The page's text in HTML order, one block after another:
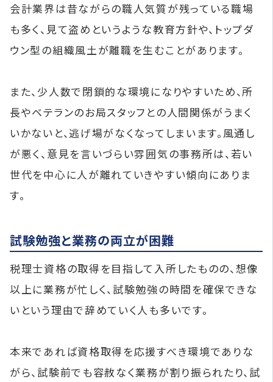
会計業界は昔ながらの職人気質が残っている職場
も多く、見て盗めというような教育方針や、トップダ
ウン型の組織風土が離職を生むことがあります。
また、少人数で閉鎖的な環境になりやすいため、所
長やベテランのお局スタッフとの人間関係がうまく
いかないと、逃げ場がなくなってしまいます。風通し
が悪く、意見を言いづらい雰囲気の事務所は、若い
世代を中心に人が離れていきやすい傾向にありま
す。
試験勉強と業務の両立が困難
税理士資格の取得を目指して入所したものの、想像
以上に業務が忙しく、試験勉強の時間を確保できな
いという理由で辞めていく人も多いです。
本来であれば資格取得を応援すべき環境でありな
がら、試験前でも容赦なく業務が割り振られたり、試